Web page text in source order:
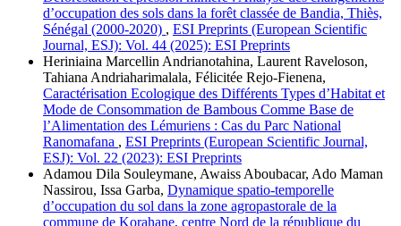
d’occupation des sols dans la forêt classée de Bandia, Thiès,
Sénégal (2000-2020) , ESI Preprints (European Scientific
Journal, ESJ): Vol. 44 (2025): ESI Preprints
Heriniaina Marcellin Andrianotahina, Laurent Raveloson,
Tahiana Andriaharimalala, Félicitée Rejo-Fienena,
Caractérisation Ecologique des Différents Types d’Habitat et
Mode de Consommation de Bambous Comme Base de
l’Alimentation des Lémuriens : Cas du Parc National
Ranomafana , ESI Preprints (European Scientific Journal,
ESJ): Vol. 22 (2023): ESI Preprints
Adamou Dila Souleymane, Awaiss Aboubacar, Ado Maman
Nassirou, Issa Garba, Dynamique spatio-temporelle
d’occupation du sol dans la zone agropastorale de la
commune de Korahane, centre Nord de la république du